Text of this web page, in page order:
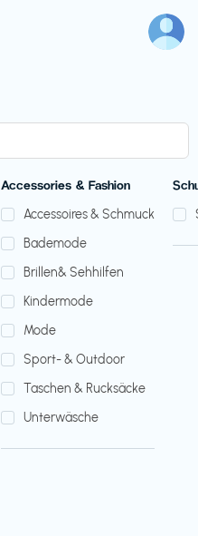
Accessories & Fashion
Accessoires & Schmuck
Bademode
Brillen& Sehhilfen
Kindermode
Mode
Sport- & Outdoor
Taschen & Rucksäcke
Unterwäsche